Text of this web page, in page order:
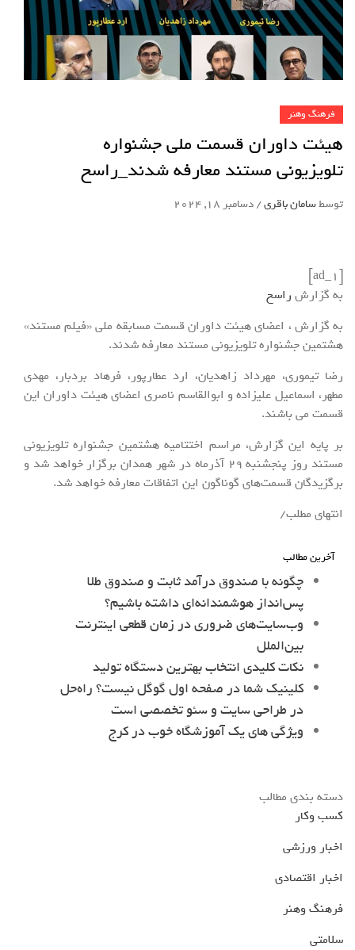
فرهنگ وهنر
هیئت داوران قسمت ملی جشنواره
تلویزیونی مستند معارفه شدند_راسخ
توسطسامان باقری/دسامبر 18, 2024
[ad_1]
به گزارش راسخ
به گزارش ، اعضای هیئت داوران قسمت مسابقه ملی «فیلم مستند»
هشتمین جشنواره تلویزیونی مستند معارفه شدند.
رضا تیموری، مهرداد زاهدیان، ارد عطارپور، فرهاد بردبار، مهدی
مطهر، اسماعیل علیزاده و ابوالقاسم ناصری اعضای هیئت داوران این
قسمت می باشند.
بر پایه این گزارش، مراسم اختتامیه هشتمین جشنواره تلویزیونی
مستند روز پنجشنبه 29 آذرماه در شهر همدان برگزار خواهد شد و
برگزیدگان قسمت‌های گوناگون این اتفاقات معارفه خواهد شد.
انتهای مطلب/
آخرین مطالب
چگونه با صندوق درآمد ثابت و صندوق طلا
پس‌انداز هوشمندانه‌ای داشته باشیم؟
وب‌سایت‌های ضروری در زمان قطعی اینترنت
بین‌الملل
نکات کلیدی انتخاب بهترین دستگاه تولید
کلینیک شما در صفحه اول گوگل نیست؟ راه‌حل
در طراحی سایت و سئو تخصصی است
ویژگی های یک آموزشگاه خوب در کرج
دسته بندی مطالب
کسب وکار
اخبار ورزشی
اخبار اقتصادی
فرهنگ وهنر
سلامتی